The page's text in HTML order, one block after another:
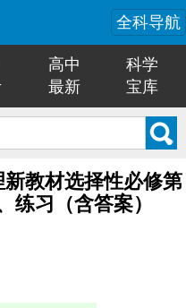
全科导航
高中
科学
最新 宝库
新教材选择性必修第
练习（含答案）